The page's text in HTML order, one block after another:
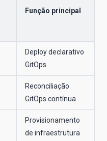
Função principal
Deploy declarativo
GitOps
Reconciliação
GitOps contínua
Provisionamento
de infraestrutura